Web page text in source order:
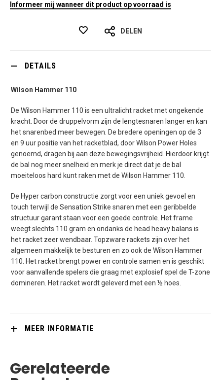
Informeer mij wanneer dit product op voorraad is
DELEN
DETAILS
Wilson Hammer 110
De Wilson Hammer 110 is een ultralicht racket met ongekende
kracht. Door de druppelvorm zijn de lengtesnaren langer en kan
het snarenbed meer bewegen. De bredere openingen op de 3
en 9 uur positie van het racketblad, door Wilson Power Holes
genoemd, dragen bij aan deze bewegingsvrijheid. Hierdoor krijgt
de bal nog meer snelheid en merk je direct dat je de bal
moeiteloos hard kunt raken met de Wilson Hammer 110.
De Hyper carbon constructie zorgt voor een uniek gevoel en
touch terwijl de Sensation Strike snaren met een geribbelde
structuur garant staan voor een goede controle. Het frame
weegt slechts 110 gram en ondanks de head heavy balans is
het racket zeer wendbaar. Topzware rackets zijn over het
algemeen makkelijk te besturen en zo ook de Wilson Hammer
110. Het racket brengt power en controle samen en is geschikt
voor aanvallende spelers die graag met explosief spel de T-zone
domineren. Het racket wordt geleverd met een ½ hoes.
MEER INFORMATIE
Gerelateerde